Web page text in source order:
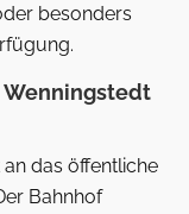
besonders
Wenningstedt
das öffentliche
Bahnhof